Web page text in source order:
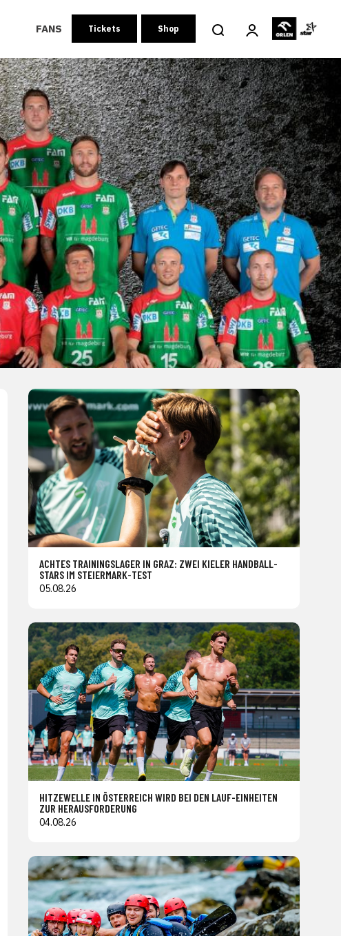
FANS Tickets Shop
ACHTES TRAININGSLAGER IN GRAZ: ZWEI KIELER HANDBALL-
STARS IM STEIERMARK-TEST
05.08.26
HITZEWELLE IN ÖSTERREICH WIRD BEI DEN LAUF-EINHEITEN
ZUR HERAUSFORDERUNG
04.08.26